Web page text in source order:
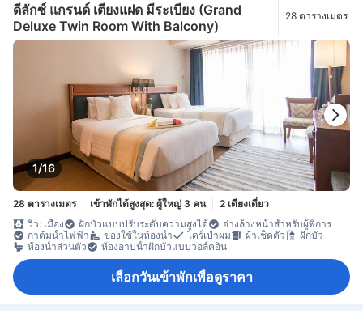
ดีลักซ์ แกรนด์ เตียงแฝด มีระเบียง (Grand
Deluxe Twin Room With Balcony)
28 ตารางเมตร
1/16
28 ตารางเมตร เข้าพักได้สูงสุด: ผู้ใหญ่ 3 คน
2 เตียงเดี่ยว
วิว: เมือง
ฝักบัวแบบปรับระดับความสูงได้
อ่างล้างหน้าสำหรับผู้พิการ
กาต้มน้ำไฟฟ้า
ของใช้ในห้องน้ำ ไดร์เป่าผม ผ้าเช็ดตัว
ฝักบัว
ห้องน้ำส่วนตัว
ห้องอาบน้ำฝักบัวแบบวอล์คอิน
เลือกวันเข้าพักเพื่อดูราคา